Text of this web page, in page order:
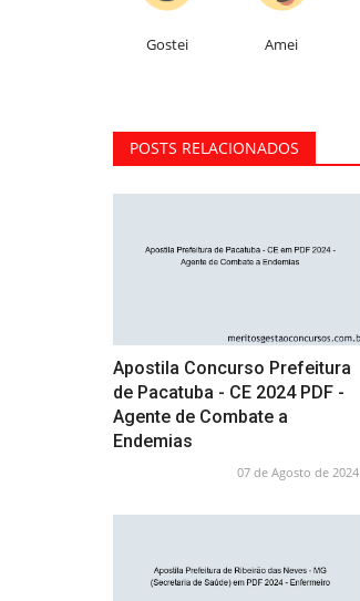
Gostei Amei
POSTS RELACIONADOS
Apostila Concurso Prefeitura
de Pacatuba - CE 2024 PDF -
Agente de Combate a
Endemias
07 de Agosto de 2024